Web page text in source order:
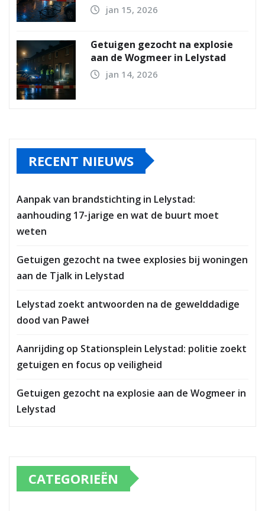
jan 15, 2026
Getuigen gezocht na explosie
aan de Wogmeer in Lelystad
jan 14, 2026
RECENT NIEUWS
Aanpak van brandstichting in Lelystad:
aanhouding 17-jarige en wat de buurt moet
weten
Getuigen gezocht na twee explosies bij woningen
aan de Tjalk in Lelystad
Lelystad zoekt antwoorden na de gewelddadige
dood van Paweł
Aanrijding op Stationsplein Lelystad: politie zoekt
getuigen en focus op veiligheid
Getuigen gezocht na explosie aan de Wogmeer in
Lelystad
CATEGORIEËN